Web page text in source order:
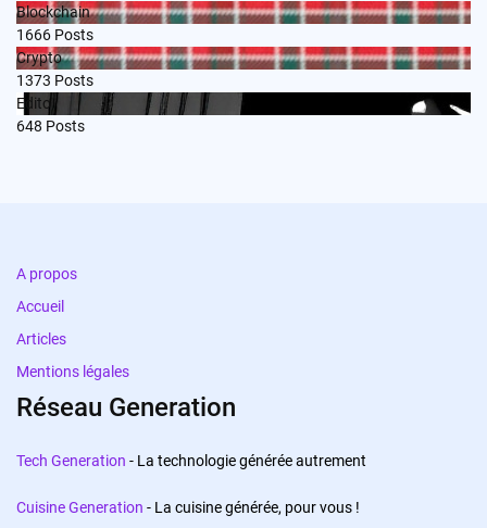
Blockchain
1666 Posts
Crypto
1373 Posts
Edito
648 Posts
A propos
Accueil
Articles
Mentions légales
Réseau Generation
Tech Generation - La technologie générée autrement
Cuisine Generation - La cuisine générée, pour vous !